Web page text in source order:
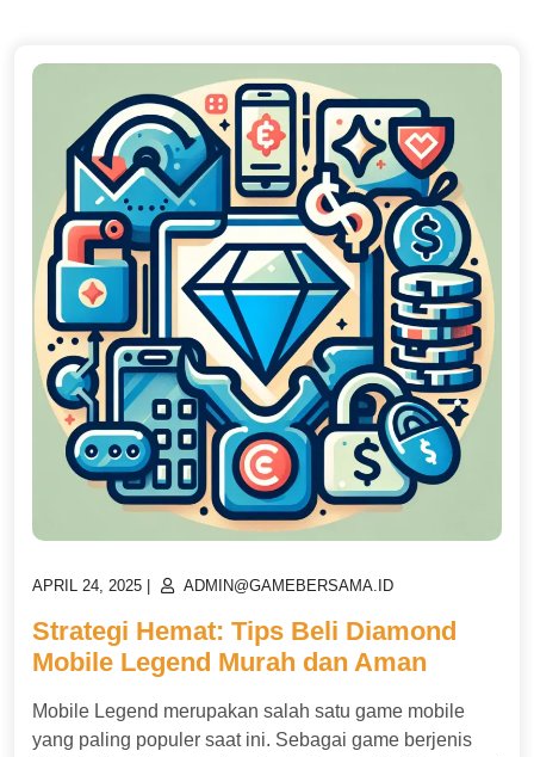
POSTED
APRIL 24, 2025
POSTED
ADMIN@GAMEBERSAMA.ID
Strategi Hemat: Tips Beli Diamond
Mobile Legend Murah dan Aman
Mobile Legend merupakan salah satu game mobile
yang paling populer saat ini. Sebagai game berjenis